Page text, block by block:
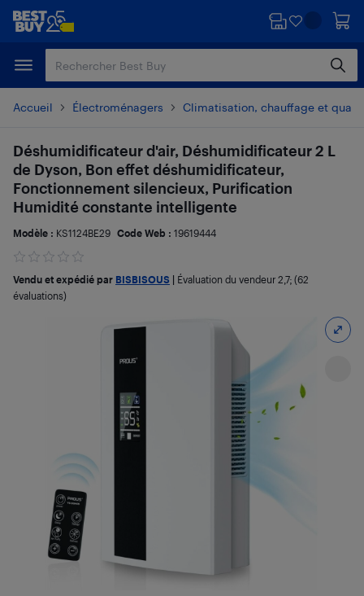
Passer
principal
Passer
Accueil Électroménagers Climatisation, chauffage et
Déshumidificateur d'air, Déshumidificateur 2 L
de Dyson, Bon effet déshumidificateur,
Fonctionnement silencieux, Purification
Humidité constante intelligente
Modèle : KS1124BE29 Code Web : 19619444
Vendu et expédié par BISBISOUS Évaluation du vendeur 2,7; (62
évaluations)